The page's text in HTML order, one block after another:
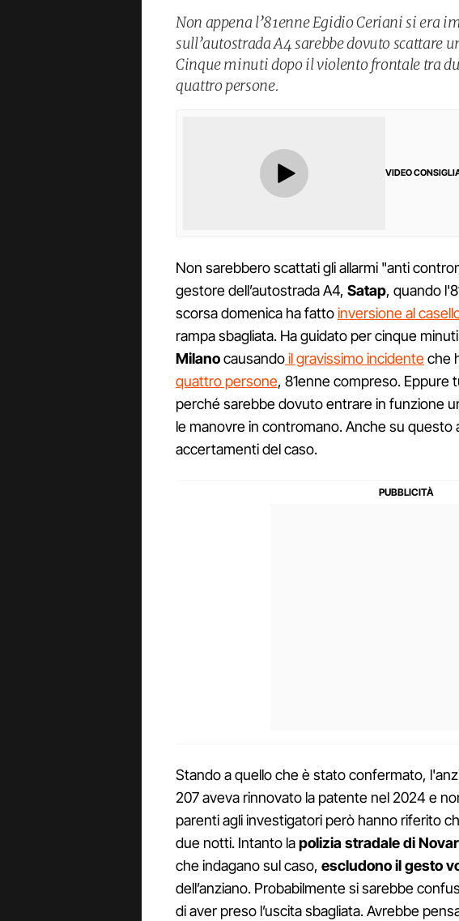
Non appena l’81enne Egidio Ceriani si era
sull’autostrada A4 sarebbe dovuto scattare
Cinque minuti dopo il violento frontale tra
quattro persone.
VIDEO
Non sarebbero scattati gli allarmi "anti
gestore dell’autostrada A4, Satap, quando
scorsa domenica ha fattoinversione al
rampa sbagliata. Ha guidato per cinque
Milanocausandoil gravissimo incidenteche
quattro persone, 81enne compreso.
perché sarebbe dovuto entrare in funzione
le manovre in contromano. Anche su
accertamenti del caso.
Stando a quello che è stato confermato,
207 aveva rinnovato la patente nel 2024 e
parenti agli investigatori però hanno riferito
due notti. Intanto lapolizia stradale di
che indagano sul caso, escludono il gesto
dell’anziano. Probabilmente si sarebbe
di aver preso l’uscita sbagliata. Avrebbe